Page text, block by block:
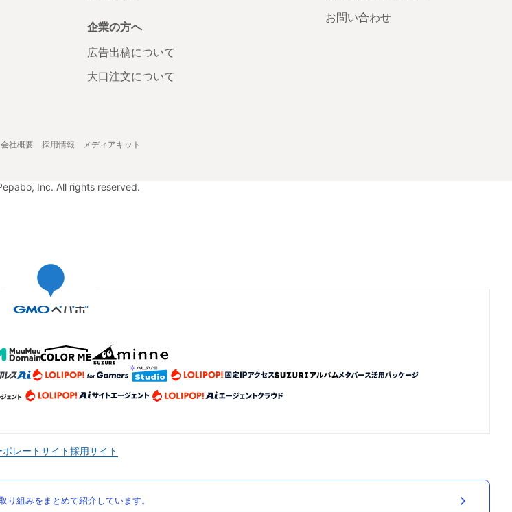
企業の方へ
広告出稿について
大口注文について
お問い合わせ
会社概要 採用情報 メディアキット
Inc. All rights reserved.
ポレートサイト採用サイト
組みをまとめて紹介しています。